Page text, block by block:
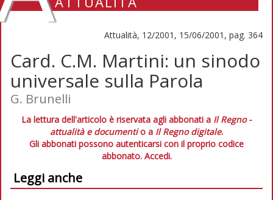
Attualità, 12/2001, 15/06/2001, pag. 364
Card. C.M. Martini: un sinodo
universale sulla Parola
G. Brunelli
La lettura dell'articolo è riservata agli abbonati a Il Regno -
attualità e documentio a Il Regno digitale.
Gli abbonati possono autenticarsi con il proprio codice
abbonato. Accedi.
Leggi anche